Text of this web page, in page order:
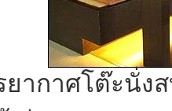
ยากาศโต๊ะนั่ง